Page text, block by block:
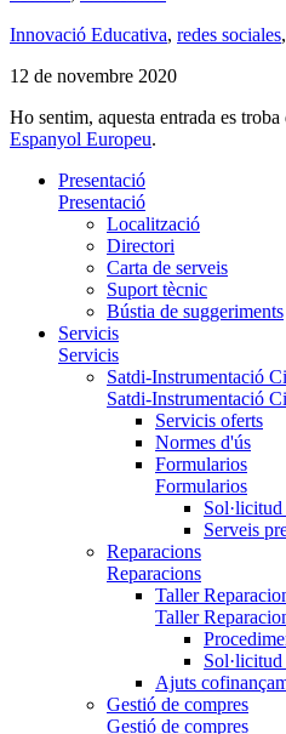
Innovació Educativa, redes sociales,
12 de novembre 2020
Ho sentim, aquesta entrada es
Espanyol Europeu.
Presentació
Presentació
Localització
Directori
Carta de serveis
Suport tècnic
Bústia de suggeriments
Servicis
Servicis
Satdi-Instrumentació
Satdi-Instrumentació
Servicis oferts
Normes d'ús
Formularios
Formularios
Serveis
Reparacions
Reparacions
Taller
Taller
Sol·licitud
Ajuts
Gestió de compres
Gestió de compres